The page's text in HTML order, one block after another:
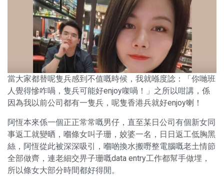
當大家都替呢隻兵感到不值嘅時候，我就喺度諗：「你哋班
人覺得慘咋喎，隻兵可能好enjoy㗎喎！」之所以咁講，係
因為我以前公司都有一隻兵，呢隻香港兵就好enjoy喇！
阿恆本來係一個正正常常嘅男仔，直至某日公司有個新女同
事返工就變晒，嗰條女叫子珊，姣婆一名，日日返工低胸黑
絲，阿恆從此被深深吸引，嗰啲換水搬嘢整電腦嘅老土情節
全部做齊，連老細交畀子珊嘅data entry工作都幫手做埋，
所以條女大部分時間都好得閒。